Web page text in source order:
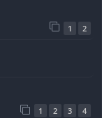
1 2
1 2 3 4